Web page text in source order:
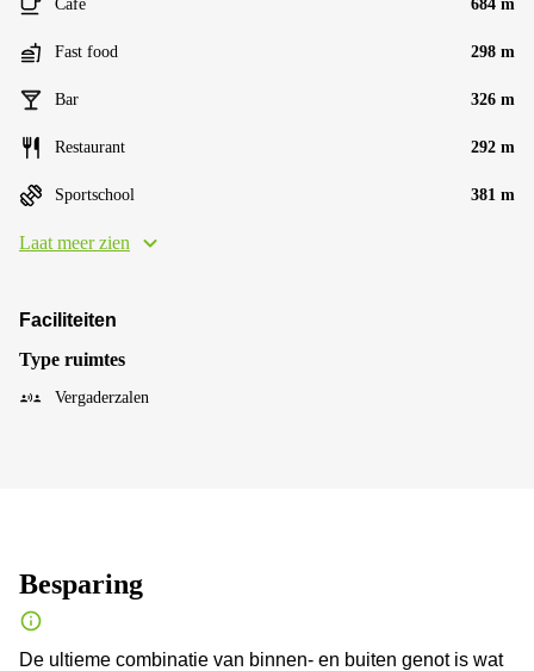
Café 684 m
Fast food 298 m
Bar 326 m
Restaurant 292 m
Sportschool 381 m
Laat meer zien
Faciliteiten
Type ruimtes
Vergaderzalen
Besparing
De ultieme combinatie van binnen- en buiten genot is wat